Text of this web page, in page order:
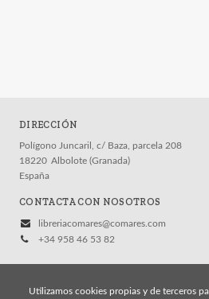
DIRECCIÓN
Polígono Juncaril, c/ Baza, parcela 208
18220 Albolote (Granada)
España
CONTACTA CON NOSOTROS
libreriacomares@comares.com
+34 958 46 53 82
Utilizamos cookies propias y de terceros